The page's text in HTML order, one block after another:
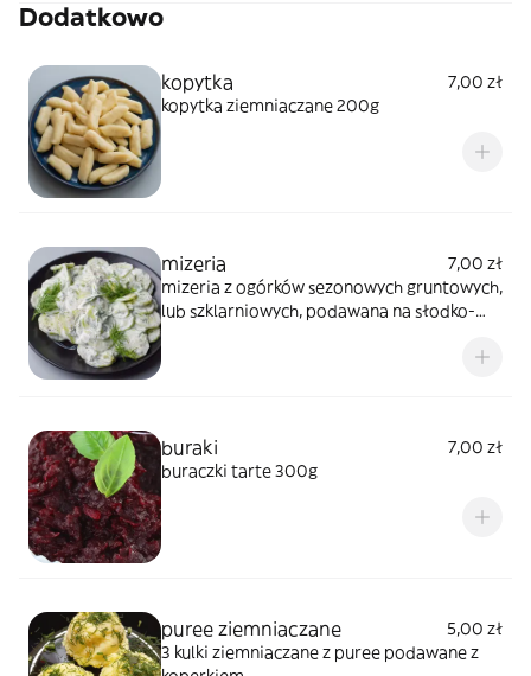
Dodatkowo
kopytka
7,00 zł
kopytka ziemniaczane 200g
mizeria
7,00 zł
mizeria z ogórków sezonowych gruntowych,
lub szklarniowych, podawana na słodko-
buraki
7,00 zł
buraczki tarte 300g
puree ziemniaczane
5,00 zł
3 kulki ziemniaczane z puree podawane z